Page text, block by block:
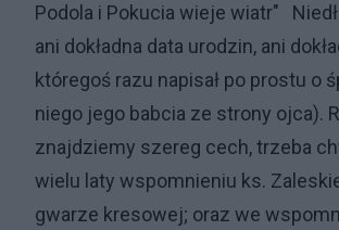
Podola i Pokucia wieje wiatr"
ani dokładna data urodzin, ani
któregoś razu napisał po prostu
niego jego babcia ze strony ojca).
znajdziemy szereg cech, trzeba
wielu laty wspomnieniu ks.
gwarze kresowej; oraz we